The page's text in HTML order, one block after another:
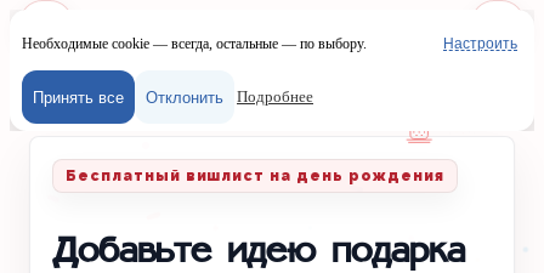
Меню Войти
Главная/Вишлисты/День рождения
Бесплатный вишлист на день рождения
Добавьте идею подарка
Наш сайт
Настроить
Необходимые cookie — всегда, остальные — по выбору.
Принять все Отклонить Подробнее